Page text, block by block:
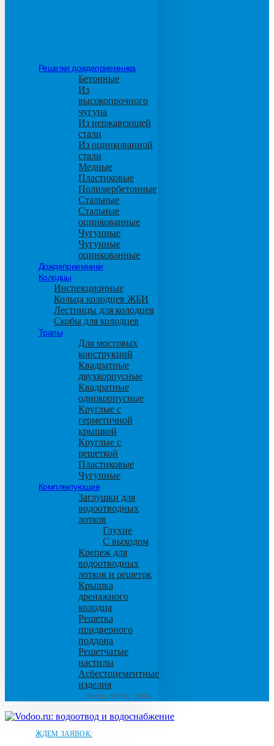
Решетки дождеприемника
Бетонные
Из
высокопрочного
чугуна
Из нержавеющей
стали
Из оцинкованной
стали
Медные
Пластиковые
Полимербетонные
Стальные
Стальные
оцинкованные
Чугунные
Чугунные
оцинкованные
Дождеприемники
Колодцы
Инспекционные
Кольца колодцев ЖБИ
Лестницы для колодцев
Скобы для колодцев
Трапы
Для мостовых
конструкций
Квадратные
двухкорпусные
Квадратные
однокорпусные
Круглые с
герметичной
крышкой
Круглые с
решеткой
Пластиковые
Чугунные
Комплектующие
Заглушки для
водоотводных
лотков
Глухие
С выходом
Крепеж для
водоотводных
лотков и решеток
Крышка
дренажного
колодца
Решетка
придверного
поддона
Решетчатые
настилы
Асбестоцементные
изделия
Листы, плиты, трубы
ЖДЕМ ЗАЯВОК: